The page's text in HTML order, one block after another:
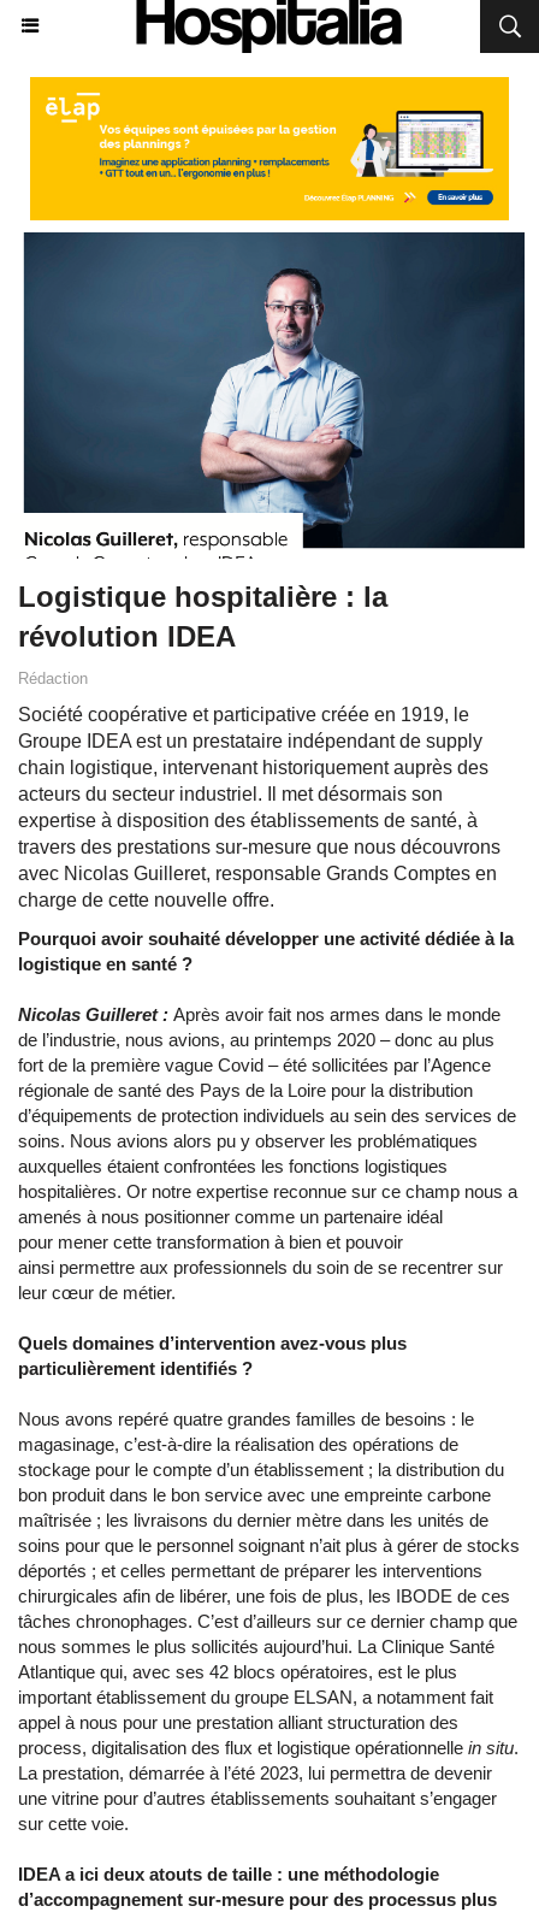
Logistique hospitalière : la
révolution IDEA
Rédaction
Société coopérative et participative créée en 1919, le
Groupe IDEA est un prestataire indépendant de supply
chain logistique, intervenant historiquement auprès des
acteurs du secteur industriel. Il met désormais son
expertise à disposition des établissements de santé, à
travers des prestations sur-mesure que nous découvrons
avec Nicolas Guilleret, responsable Grands Comptes en
charge de cette nouvelle offre.
Pourquoi avoir souhaité développer une activité dédiée à la
logistique en santé ?
Nicolas Guilleret : Après avoir fait nos armes dans le monde
de l’industrie, nous avions, au printemps 2020 – donc au plus
fort de la première vague Covid – été sollicitées par l’Agence
régionale de santé des Pays de la Loire pour la distribution
d’équipements de protection individuels au sein des services de
soins. Nous avions alors pu y observer les problématiques
auxquelles étaient confrontées les fonctions logistiques
hospitalières. Or notre expertise reconnue sur ce champ nous a
amenés à nous positionner comme un partenaire idéal
pour mener cette transformation à bien et pouvoir
ainsi permettre aux professionnels du soin de se recentrer sur
leur cœur de métier.
Quels domaines d’intervention avez-vous plus
particulièrement identifiés ?
Nous avons repéré quatre grandes familles de besoins : le
magasinage, c’est-à-dire la réalisation des opérations de
stockage pour le compte d’un établissement ; la distribution du
bon produit dans le bon service avec une empreinte carbone
maîtrisée ; les livraisons du dernier mètre dans les unités de
soins pour que le personnel soignant n’ait plus à gérer de stocks
déportés ; et celles permettant de préparer les interventions
chirurgicales afin de libérer, une fois de plus, les IBODE de ces
tâches chronophages. C’est d’ailleurs sur ce dernier champ que
nous sommes le plus sollicités aujourd’hui. La Clinique Santé
Atlantique qui, avec ses 42 blocs opératoires, est le plus
important établissement du groupe ELSAN, a notamment fait
appel à nous pour une prestation alliant structuration des
process, digitalisation des flux et logistique opérationnelle in situ.
La prestation, démarrée à l’été 2023, lui permettra de devenir
une vitrine pour d’autres établissements souhaitant s’engager
sur cette voie.
IDEA a ici deux atouts de taille : une méthodologie
d’accompagnement sur-mesure pour des processus plus